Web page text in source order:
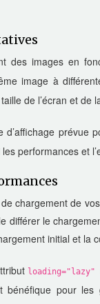
des images en
image à
de l’écran et de
prévue
performances et
chargement de
différer le
initial et la
loading="lazy"
bénéfique pour